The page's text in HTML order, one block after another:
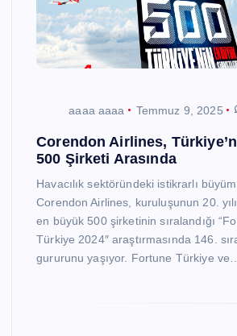
aaaa aaaa Temmuz 9, 2025
Corendon Airlines,
500 Şirketi Arasında
Havacılık sektöründeki istikrarlı
Corendon Airlines, kuruluşunun 20.
en büyük 500 şirketinin sıralandığı
Türkiye 2024″ araştırmasında 146.
gururunu yaşıyor. Fortune Türkiye ve…